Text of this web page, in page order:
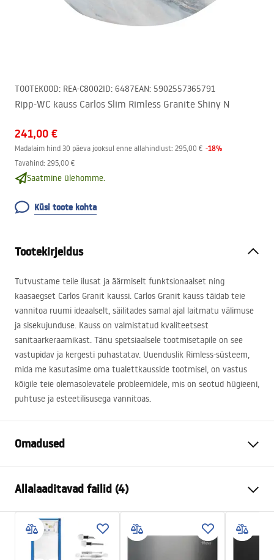
TOOTEKOOD: REA-C8002ID: 6487EAN: 5902557365791
Ripp-WC kauss Carlos Slim Rimless Granite Shiny N
241,00 €
Madalaim hind 30 päeva jooksul enne allahindlust: 295,00 € -18%
Tavahind: 295,00 €
Saatmine ülehomme.
Küsi toote kohta
Tootekirjeldus
Tutvustame teile ilusat ja äärmiselt funktsionaalset ning
kaasaegset Carlos Granit kaussi. Carlos Granit kauss täidab teie
vannitoa ruumi ideaalselt, säilitades samal ajal laitmatu välimuse
ja sisekujunduse. Kauss on valmistatud kvaliteetsest
sanitaarkeraamikast. Tänu spetsiaalsele tootmisetapile on see
vastupidav ja kergesti puhastatav. Uuenduslik Rimless-süsteem,
mida me kasutasime oma tualettkausside tootmisel, on vastus
kõigile teie olemasolevatele probleemidele, mis on seotud hügieeni,
puhtuse ja esteetilisusega vannitoas.
Omadused
Loputussüsteem
Värv
Kivikujundus
Lõpeta
Läikiv
Materjal
Allalaaditavad failid (4)
Atest
ATEST-higieniczny.pdf